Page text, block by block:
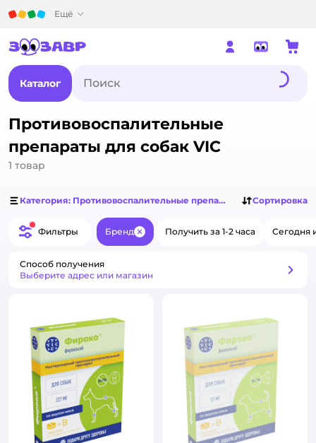
Ещё
Каталог
Противовоспалительные
препараты для собак VIC
1 товар
Категория: Противовоспалительные препараты для собак
Сортировка
Фильтры Бренд ЗакрытьПолучить за 1-2 часа Сегодня
Способ получения
Выберите адрес или магазин